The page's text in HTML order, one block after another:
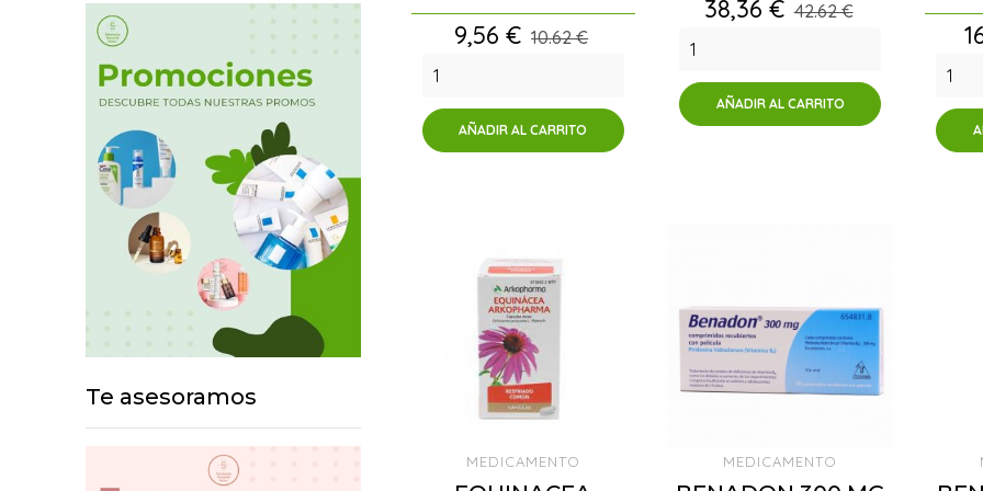
Te asesoramos
Precio
9,56 € 10.62 €
AÑADIR AL CARRITO
Precio
38,36 € 42.62 €
AÑADIR AL CARRITO
MEDICAMENTO MEDICAMENTO